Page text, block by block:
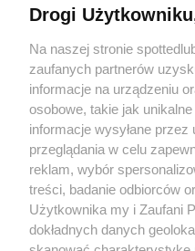
KATEGORIE
OGŁOSZENIA
WYDARZENIA
Regulamin
Polityka prywatności
RODO
Warunki korzystania
Drogi
Na naszej stronie
zaufanych partnerów
informacje na urządzeniu
osobowe, takie jak
informacje wysyłane
przeglądania w celu
reklam, wybór
treści, badanie odbiorców
Użytkownika my i Zaufani
dokładnych danych